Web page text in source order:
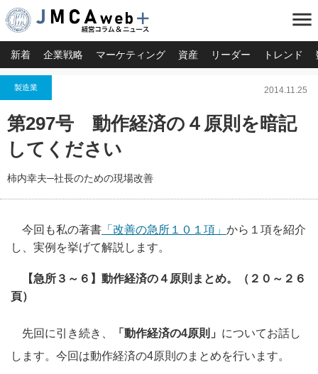
menu
新着 企業戦略 マーケティング 資産 リーダー トレンド
製造業 2014.11.25
第297号 動作経済の４原則を暗記
してください
柿内幸夫─社長のための現場改善
今回も私の著書 「改善の急所１０１項」 から１項を紹介
し、実例を挙げて解説します。
【急所３～６】動作経済の４原則まとめ。（２０～２６
頁）
先回に引き続き、 「動作経済の4原則」 についてお話し
します。今回は動作経済の4原則のまとめを行います。